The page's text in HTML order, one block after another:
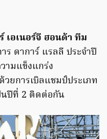
เอเนอร์จี ฮอนด้า ทีม
ดาการ์ แรลลี ประจำปี
ามแข็งแกร่ง
ยการเบิลแชมป์ประเภท
นปีที่ 2 ติดต่อกัน